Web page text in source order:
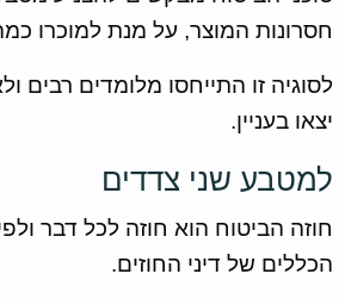
חסרונות המוצר, על מנת למוכרו
לסוגיה זו התייחסו מלומדים רבים
יצאו בעניין.
למטבע שני צדדים
חוזה הביטוח הוא חוזה לכל דבר
הכללים של דיני החוזים.